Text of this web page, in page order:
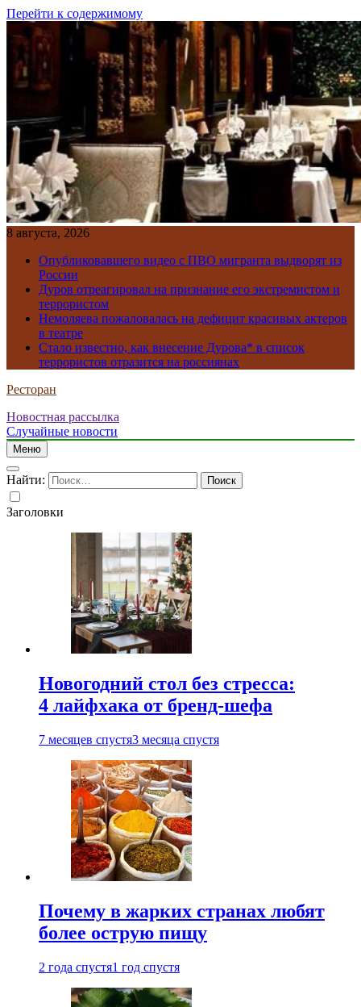
Перейти к содержимому
8 августа, 2026
Опубликовавшего видео с ПВО мигранта выдворят из
России
Дуров отреагировал на признание его экстремистом и
террористом
Немоляева пожаловалась на дефицит красивых актеров
в театре
Стало известно, как внесение Дурова* в список
террористов отразится на россиянах
Ресторан
Новостная рассылка
Случайные новости
Меню
Найти:
Заголовки
Новогодний стол без стресса:
4 лайфхака от бренд-шефа
7 месяцев спустя3 месяца спустя
Почему в жарких странах любят
более острую пищу
2 года спустя1 год спустя